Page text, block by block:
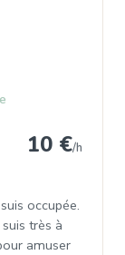
10 €/h
occupée.
très à
amuser